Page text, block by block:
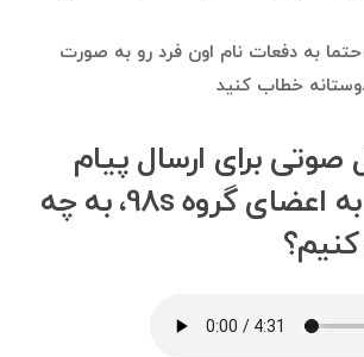
به دفعات نام اون فرد رو به صورت
خطاب کنید
صوتی برای ارسال پیام
صوتی انبوه به اعضای گروه 98s، به چه